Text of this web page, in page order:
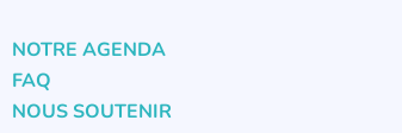
NOTRE AGENDA
FAQ
NOUS SOUTENIR